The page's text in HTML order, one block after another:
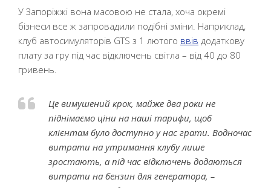
У Запоріжжі вона масовою не стала, хоча окремі
бізнеси все ж запровадили подібні зміни. Наприклад,
клуб автосимуляторів GTS з 1 лютого ввів додаткову
плату за гру під час відключень світла – від 40 до 80
гривень.
Це вимушений крок, майже два роки не
піднімаємо ціни на наші тарифи, щоб
клієнтам було доступно у нас грати. Водночас
витрати на утримання клубу лише
зростають, а під час відключень додаються
витрати на бензин для генератора, –